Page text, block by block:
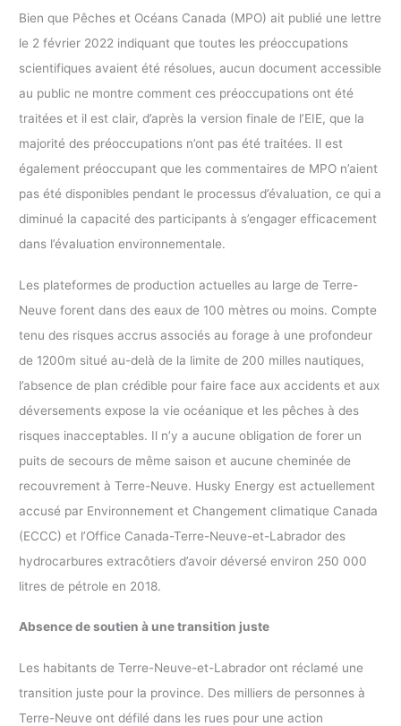
Bien que Pêches et Océans Canada (MPO) ait publié une lettre
le 2 février 2022 indiquant que toutes les préoccupations
scientifiques avaient été résolues, aucun document accessible
au public ne montre comment ces préoccupations ont été
traitées et il est clair, d’après la version finale de l’EIE, que la
majorité des préoccupations n’ont pas été traitées. Il est
également préoccupant que les commentaires de MPO n’aient
pas été disponibles pendant le processus d’évaluation, ce qui a
diminué la capacité des participants à s’engager efficacement
dans l’évaluation environnementale.
Les plateformes de production actuelles au large de Terre-
Neuve forent dans des eaux de 100 mètres ou moins. Compte
tenu des risques accrus associés au forage à une profondeur
de 1200m situé au-delà de la limite de 200 milles nautiques,
l’absence de plan crédible pour faire face aux accidents et aux
déversements expose la vie océanique et les pêches à des
risques inacceptables. Il n’y a aucune obligation de forer un
puits de secours de même saison et aucune cheminée de
recouvrement à Terre-Neuve. Husky Energy est actuellement
accusé par Environnement et Changement climatique Canada
(ECCC) et l’Office Canada-Terre-Neuve-et-Labrador des
hydrocarbures extracôtiers d’avoir déversé environ 250 000
litres de pétrole en 2018.
Absence de soutien à une transition juste
Les habitants de Terre-Neuve-et-Labrador ont réclamé une
transition juste pour la province. Des milliers de personnes à
Terre-Neuve ont défilé dans les rues pour une action